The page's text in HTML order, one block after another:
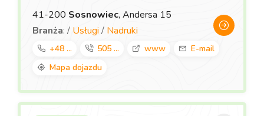
41-200 Sosnowiec, Andersa 15
Branża: / Usługi / Nadruki
+48 ... 505 ... www
E-mail
Mapa dojazdu